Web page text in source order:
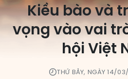
Dư luận quốc tế
Hỏi đáp bầu cử
Bầu cử địa phương
E-magazine
Infographic
Cử tri tham gia bầu cử
Tổng số đại biểu quốc hội
Nữ đại biểu Quốc hội
Các đơn vị bầu cử
Kiều bào và
vọng vào vai
hội Việt
THỨ BẢY, NGÀY 14/